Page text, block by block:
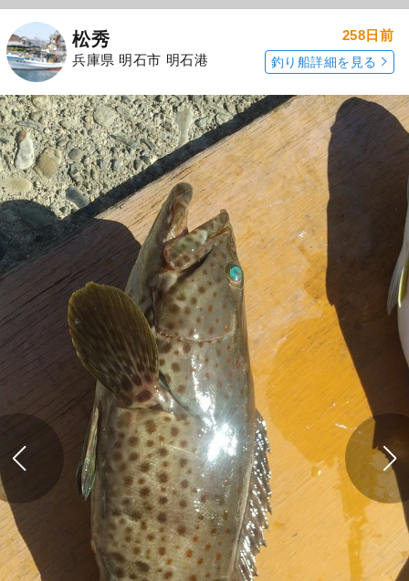
松秀
兵庫県 明石市 明石港
258日前
釣り船詳細を見る